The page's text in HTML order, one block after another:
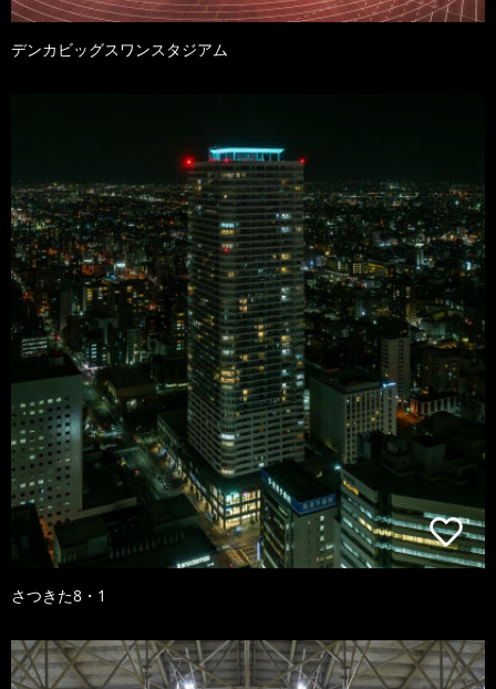
デンカビッグスワンスタジアム
さつきた8・1